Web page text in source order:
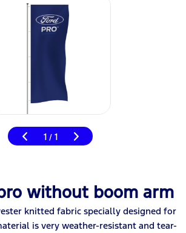
1 / 1
without boom arm
knitted fabric specially designed for
is very weather-resistant and tear-